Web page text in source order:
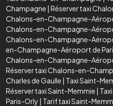
Champagne | Réserver taxi
Chalons-en-Champagne-
Chalons-en-Champagne-
Chalons-en-Champagne-
en-Champagne-Aéroport de
Chalons-en-Champagne-
Réserver taxi Chalons-en-
Charles de Gaulle | Taxi Saint-
Réserver taxi Saint-Memmie |
Paris-Orly | Tarif taxi Saint-